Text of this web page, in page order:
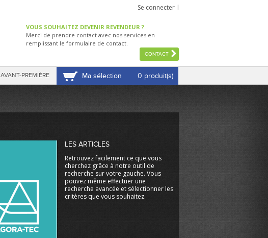
Se connecter
VOUS SOUHAITEZ DEVENIR REVENDEUR ?
Merci de prendre contact avec nos services en
remplissant le formulaire de contact.
CONTACT
AVANT-PREMIÈRE Ma sélection 0 produit(s)
LES ARTICLES
Retrouvez facilement ce que vous
cherchez grâce à notre outil de
recherche sur votre gauche. Vous
pouvez même effectuer une
recherche avancée et sélectionner les
critères que vous souhaitez.